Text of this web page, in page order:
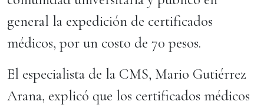
general la expedición de certificados
médicos, por un costo de 70 pesos.
El especialista de la CMS, Mario Gutiérrez
Arana, explicó que los certificados médicos